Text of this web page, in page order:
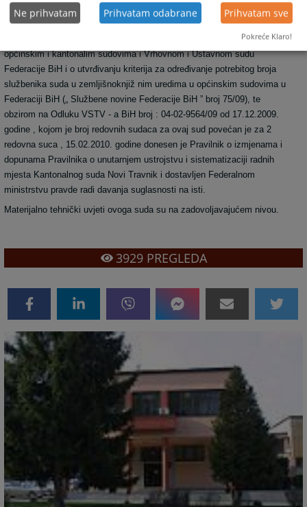
Kako je dana 03.12.2009. godine stupio na snagu novi Pravilnik o
utvrđivanju kriterija za određivanje potrebitog broja službenika suda u
općinskim i kantonalim sudovima i Vrhovnom i Ustavnom sudu
Federacije BiH i o utvrđivanju kriterija za određivanje potrebitog broja
službenika suda u zemljišnoknjiž nim uredima u općinskim sudovima u
Federaciji BiH („ Službene novine Federacije BiH ” broj 75/09), te
obzirom na Odluku VSTV - a BiH broj : 04-02-9564/09 od 17.12.2009.
godine , kojom je broj redovnih sudaca za ovaj sud povećan je za 2
redovna suca , 15.02.2010. godine donesen je Pravilnik o izmjenama i
dopunama Pravilnika o unutarnjem ustrojstvu i sistematizaciji radnih
mjesta Kantonalnog suda Novi Travnik i dostavljen Federalnom
ministrstvu pravde radi davanja suglasnosti na isti.
Materijalno tehnički uvjeti ovoga suda su na zadovoljavajućem nivou.
3929PREGLEDA
Ne prihvatam Prihvatam odabrane Prihvatam sve
Pokreće Klaro!